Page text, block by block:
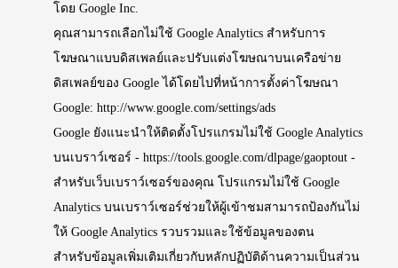
โดย Google Inc.
คุณสามารถเลือกไม่ใช้ Google Analytics สำหรับการ
โฆษณาแบบดิสเพลย์และปรับแต่งโฆษณาบนเครือข่าย
ดิสเพลย์ของ Google ได้โดยไปที่หน้าการตั้งค่าโฆษณา
Google: http://www.google.com/settings/ads
Google ยังแนะนำให้ติดตั้งโปรแกรมไม่ใช้ Google Analytics
บนเบราว์เซอร์ - https://tools.google.com/dlpage/gaoptout -
สำหรับเว็บเบราว์เซอร์ของคุณ โปรแกรมไม่ใช้ Google
Analytics บนเบราว์เซอร์ช่วยให้ผู้เข้าชมสามารถป้องกันไม่
ให้ Google Analytics รวบรวมและใช้ข้อมูลของตน
สำหรับข้อมูลเพิ่มเติมเกี่ยวกับหลักปฏิบัติด้านความเป็นส่วน